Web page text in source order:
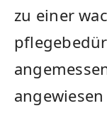
zu⁤ einer